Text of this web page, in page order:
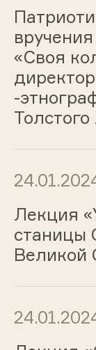
«Своя
-
Лекция
станицы
Великой